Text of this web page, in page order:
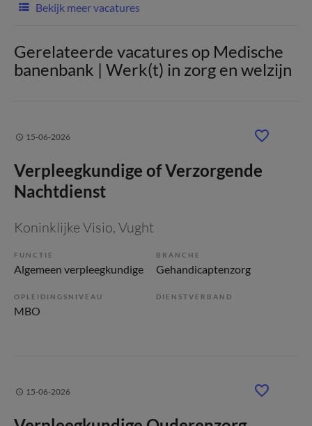
Bekijk meer vacatures
Gerelateerde vacatures op Medische
banenbank | Werk(t) in zorg en welzijn
15-06-2026
Verpleegkundige of Verzorgende
Nachtdienst
Koninklijke Visio, Vught
FUNCTIE
Algemeen verpleegkundige
BRANCHE
Gehandicaptenzorg
OPLEIDINGSNIVEAU
MBO
DIENSTVERBAND
15-06-2026